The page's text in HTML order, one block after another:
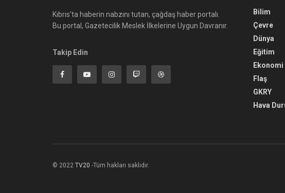
Kıbrıs'ta haberin nabzını tutan, çağdaş haber portalı.
Bu portal, Gazetecilik Meslek İlkelerine Uygun Davranır.
Takip Edin
Bilim
Çevre
Dünya
Eğitim
Ekonomi
Flaş
GKRY
Hava
© 2022 TV20 -Tüm hakları saklıdır.